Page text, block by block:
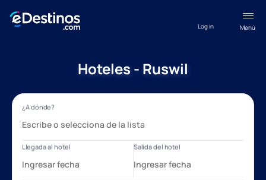
Menú
Log in
Hoteles - Ruswil